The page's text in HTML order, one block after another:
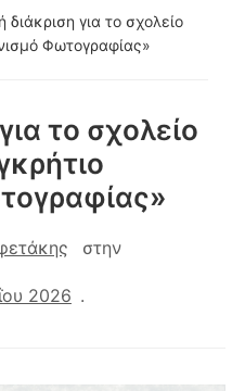
διάκριση για το σχολείο
Φωτογραφίας»
το σχολείο
στην
2026 .